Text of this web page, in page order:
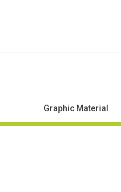
Graphic Material